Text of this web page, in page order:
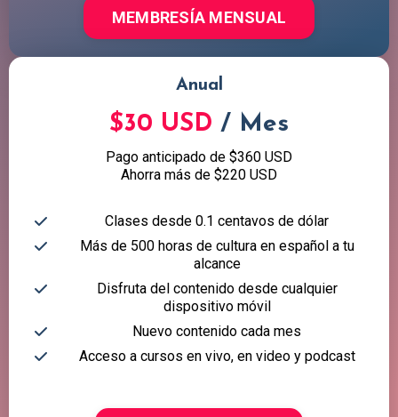
MEMBRESÍA MENSUAL
Anual
$30 USD / Mes
Pago anticipado de $360 USD
Ahorra más de $220 USD
Clases desde 0.1 centavos de dólar
Más de 500 horas de cultura en español a tu
alcance
Disfruta del contenido desde cualquier
dispositivo móvil
Nuevo contenido cada mes
Acceso a cursos en vivo, en video y podcast